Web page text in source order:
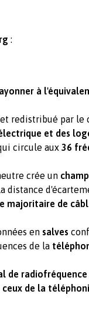
:
à
redistribué par le
et des
circule aux 36
crée un
distance
majoritaire de
en salves
de la
de radiofréquence
ceux de la